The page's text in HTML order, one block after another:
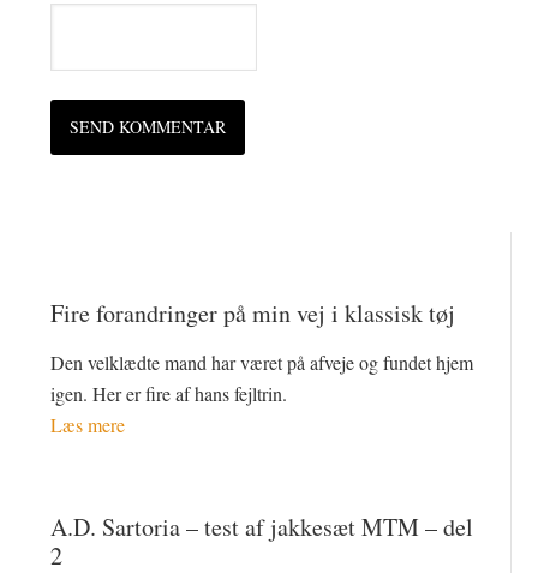
Fire forandringer på min vej i klassisk tøj
Den velklædte mand har været på afveje og fundet hjem
igen. Her er fire af hans fejltrin.
Læs mere
A.D. Sartoria – test af jakkesæt MTM – del
2